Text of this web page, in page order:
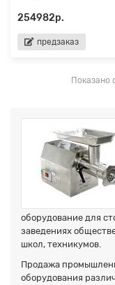
254982р.
предзаказ
Показано
оборудование для
заведениях
школ, техникумов.
Продажа
оборудования